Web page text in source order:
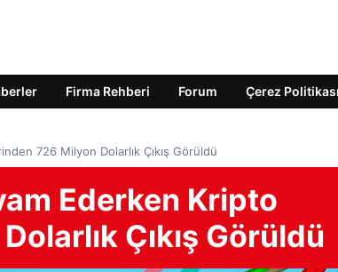
Firma Rehberi Forum Çerez Politikası
726 Milyon Dolarlık Çıkış Görüldü
Ederken Kripto
Çıkış Görüldü